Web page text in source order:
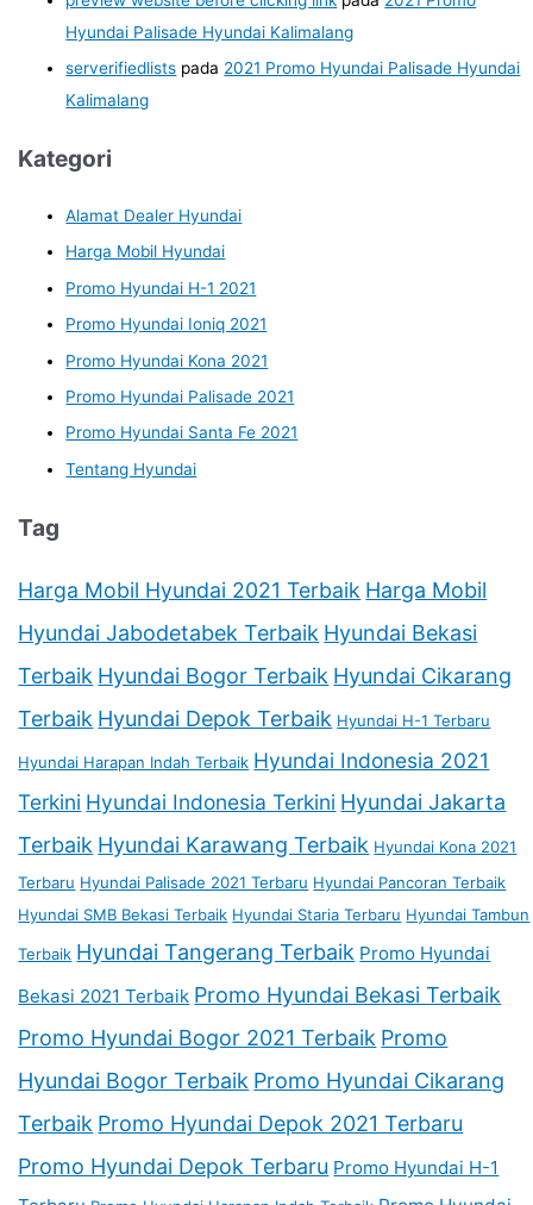
Hyundai Palisade Hyundai Kalimalang
serverifiedlists pada 2021 Promo Hyundai Palisade Hyundai
Kalimalang
Kategori
Alamat Dealer Hyundai
Harga Mobil Hyundai
Promo Hyundai H-1 2021
Promo Hyundai Ioniq 2021
Promo Hyundai Kona 2021
Promo Hyundai Palisade 2021
Promo Hyundai Santa Fe 2021
Tentang Hyundai
Tag
Harga Mobil Hyundai 2021 Terbaik Harga Mobil
Hyundai Jabodetabek Terbaik Hyundai Bekasi
Terbaik Hyundai Bogor Terbaik Hyundai Cikarang
Terbaik Hyundai Depok Terbaik Hyundai H-1 Terbaru
Hyundai Harapan Indah Terbaik Hyundai Indonesia 2021
Terkini Hyundai Indonesia Terkini Hyundai Jakarta
Terbaik Hyundai Karawang Terbaik Hyundai Kona 2021
Terbaru Hyundai Palisade 2021 Terbaru Hyundai Pancoran Terbaik
Hyundai SMB Bekasi Terbaik Hyundai Staria Terbaru Hyundai Tambun
Terbaik Hyundai Tangerang Terbaik Promo Hyundai
Bekasi 2021 Terbaik Promo Hyundai Bekasi Terbaik
Promo Hyundai Bogor 2021 Terbaik Promo
Hyundai Bogor Terbaik Promo Hyundai Cikarang
Terbaik Promo Hyundai Depok 2021 Terbaru
Promo Hyundai Depok Terbaru Promo Hyundai H-1